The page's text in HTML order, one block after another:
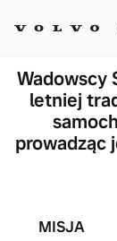
Wadowscy
letniej
prowadząc
MISJA